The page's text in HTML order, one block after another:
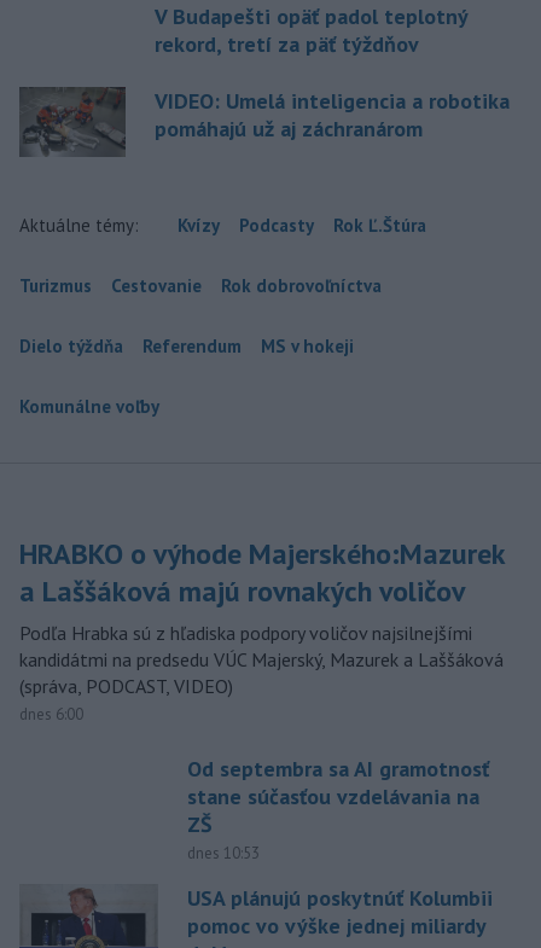
V Budapešti opäť padol teplotný
rekord, tretí za päť týždňov
VIDEO: Umelá inteligencia a robotika
pomáhajú už aj záchranárom
Aktuálne témy: Kvízy Podcasty Rok Ľ.Štúra
Turizmus Cestovanie Rok dobrovoľníctva
Dielo týždňa Referendum MS v hokeji
Komunálne voľby
HRABKO o výhode Majerského:Mazurek
a Laššáková majú rovnakých voličov
Podľa Hrabka sú z hľadiska podpory voličov najsilnejšími
kandidátmi na predsedu VÚC Majerský, Mazurek a Laššáková
(správa, PODCAST, VIDEO)
dnes 6:00
Od septembra sa AI gramotnosť
stane súčasťou vzdelávania na
ZŠ
dnes 10:53
USA plánujú poskytnúť Kolumbii
pomoc vo výške jednej miliardy